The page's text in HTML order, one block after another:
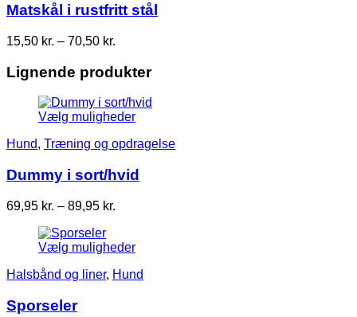
Matskål i rustfritt stål
15,50 kr. – 70,50 kr.
til
Lignende produkter
Vælg muligheder
Hund, Træning og opdragelse
Dummy i sort/hvid
69,95 kr. – 89,95 kr.
89,95 kr.
Vælg muligheder
Halsbånd og liner, Hund
Sporseler